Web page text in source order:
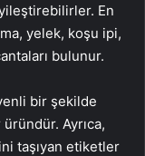
En
yelek, koşu ipi,
bulunur.
bir şekilde
Ayrıca,
taşıyan etiketler